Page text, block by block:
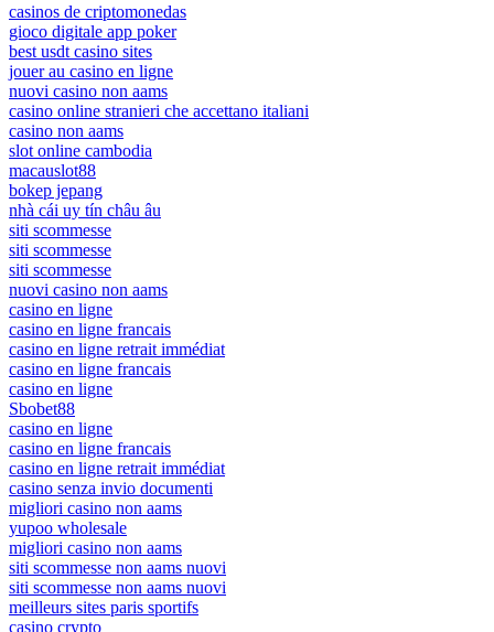
casinos de criptomonedas
gioco digitale app poker
best usdt casino sites
jouer au casino en ligne
nuovi casino non aams
casino online stranieri che accettano italiani
casino non aams
slot online cambodia
macauslot88
bokep jepang
nhà cái uy tín châu âu
siti scommesse
siti scommesse
siti scommesse
nuovi casino non aams
casino en ligne
casino en ligne francais
casino en ligne retrait immédiat
casino en ligne francais
casino en ligne
Sbobet88
casino en ligne
casino en ligne francais
casino en ligne retrait immédiat
casino senza invio documenti
migliori casino non aams
yupoo wholesale
migliori casino non aams
siti scommesse non aams nuovi
siti scommesse non aams nuovi
meilleurs sites paris sportifs
casino crypto